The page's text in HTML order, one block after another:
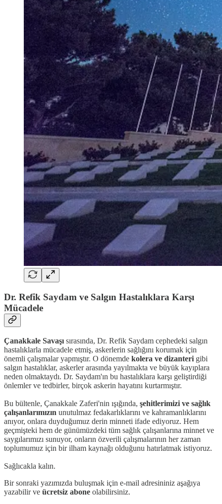
Dr. Refik Saydam ve Salgın Hastalıklara Karşı
Mücadele
Çanakkale Savaşı sırasında, Dr. Refik Saydam cephedeki salgın
hastalıklarla mücadele etmiş, askerlerin sağlığını korumak için
önemli çalışmalar yapmıştır. O dönemde kolera ve dizanteri gibi
salgın hastalıklar, askerler arasında yayılmakta ve büyük kayıplara
neden olmaktaydı. Dr. Saydam'ın bu hastalıklara karşı geliştirdiği
önlemler ve tedbirler, birçok askerin hayatını kurtarmıştır.
Bu bültenle, Çanakkale Zaferi'nin ışığında, şehitlerimizi ve sağlık
çalışanlarımızın unutulmaz fedakarlıklarını ve kahramanlıklarını
anıyor, onlara duyduğumuz derin minneti ifade ediyoruz. Hem
geçmişteki hem de günümüzdeki tüm sağlık çalışanlarına minnet ve
saygılarımızı sunuyor, onların özverili çalışmalarının her zaman
toplumumuz için bir ilham kaynağı olduğunu hatırlatmak istiyoruz.
Sağlıcakla kalın.
Bir sonraki yazımızda buluşmak için e-mail adresininiz aşağıya
yazabilir ve ücretsiz abone olabilirsiniz.